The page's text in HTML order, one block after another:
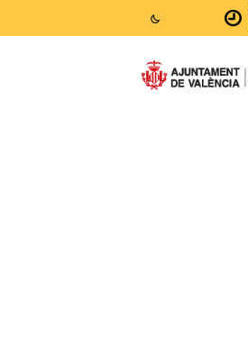
AEMET.GRADOS